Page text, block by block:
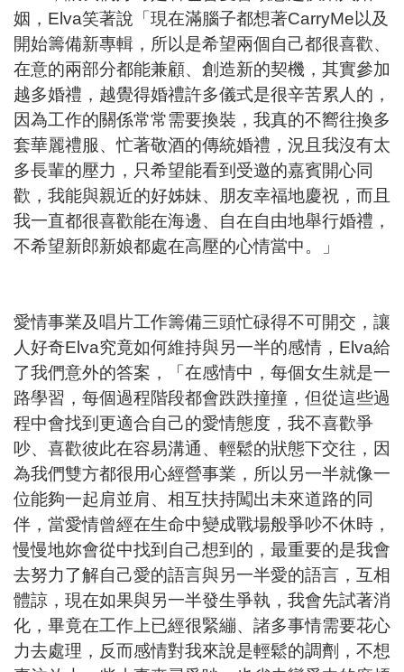
姻，Elva笑著說「現在滿腦子都想著CarryMe以及
開始籌備新專輯，所以是希望兩個自己都很喜歡、
在意的兩部分都能兼顧、創造新的契機，其實參加
越多婚禮，越覺得婚禮許多儀式是很辛苦累人的，
因為工作的關係常常需要換裝，我真的不嚮往換多
套華麗禮服、忙著敬酒的傳統婚禮，況且我沒有太
多長輩的壓力，只希望能看到受邀的嘉賓開心同
歡，我能與親近的好姊妹、朋友幸福地慶祝，而且
我一直都很喜歡能在海邊、自在自由地舉行婚禮，
不希望新郎新娘都處在高壓的心情當中。」
愛情事業及唱片工作籌備三頭忙碌得不可開交，讓
人好奇Elva究竟如何維持與另一半的感情，Elva給
了我們意外的答案，「在感情中，每個女生就是一
路學習，每個過程階段都會跌跌撞撞，但從這些過
程中會找到更適合自己的愛情態度，我不喜歡爭
吵、喜歡彼此在容易溝通、輕鬆的狀態下交往，因
為我們雙方都很用心經營事業，所以另一半就像一
位能夠一起肩並肩、相互扶持闖出未來道路的同
伴，當愛情曾經在生命中變成戰場般爭吵不休時，
慢慢地妳會從中找到自己想到的，最重要的是我會
去努力了解自己愛的語言與另一半愛的語言，互相
體諒，現在如果與另一半發生爭執，我會先試著消
化，畢竟在工作上已經很緊繃、諸多事情需要花心
力去處理，反而感情對我來說是輕鬆的調劑，不想